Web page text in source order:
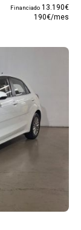
Financiado 13.190€
190€/mes